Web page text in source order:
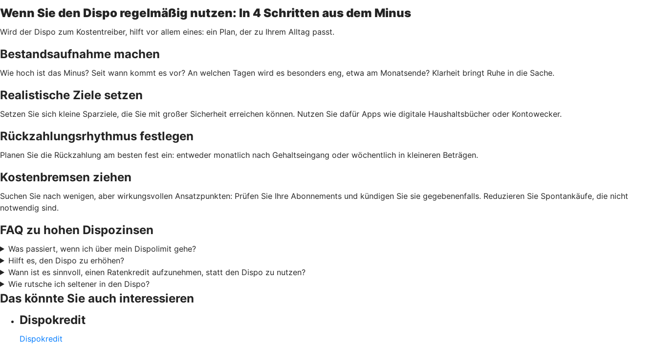
Wenn Sie den Dispo regelmäßig nutzen: In 4 Schritten aus dem Minus
Wird der Dispo zum Kostentreiber, hilft vor allem eines: ein Plan, der zu Ihrem Alltag passt.
Bestandsaufnahme machen
Wie hoch ist das Minus? Seit wann kommt es vor? An welchen Tagen wird es besonders eng, etwa am Monatsende? Klarheit bringt Ruhe in die Sache.
Realistische Ziele setzen
Setzen Sie sich kleine Sparziele, die Sie mit großer Sicherheit erreichen können. Nutzen Sie dafür Apps wie digitale Haushaltsbücher oder Kontowecker.
Rückzahlungsrhythmus festlegen
Planen Sie die Rückzahlung am besten fest ein: entweder monatlich nach Gehaltseingang oder wöchentlich in kleineren Beträgen.
Kostenbremsen ziehen
Suchen Sie nach wenigen, aber wirkungsvollen Ansatzpunkten: Prüfen Sie Ihre Abonnements und kündigen Sie sie gegebenenfalls. Reduzieren Sie Spontankäufe, die nicht
notwendig sind.
FAQ zu hohen Dispozinsen
Was passiert, wenn ich über mein Dispolimit gehe?
Hilft es, den Dispo zu erhöhen?
Wann ist es sinnvoll, einen Ratenkredit aufzunehmen, statt den Dispo zu nutzen?
Wie rutsche ich seltener in den Dispo?
Das könnte Sie auch interessieren
Dispokredit
Dispokredit